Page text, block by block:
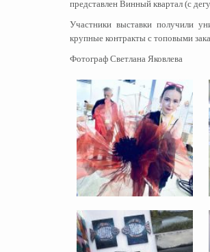
представлен Винный квартал (с
Участники выставки получили
крупные контракты с топовыми
Фотограф Светлана Яковлева